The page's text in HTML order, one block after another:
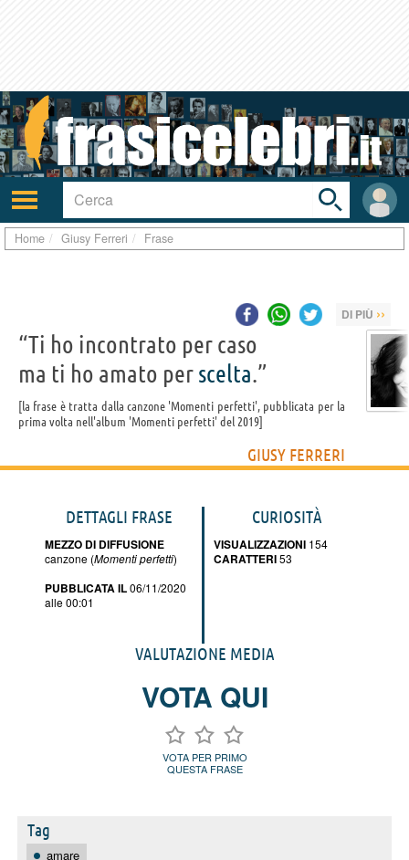
Attiva/disattiva
navigazione
User
area
Toggle
search
bar
Home Giusy Ferreri Frase
DI PIÙ ››
“Ti ho incontrato per caso
ma ti ho amato per scelta.”
la frase è tratta dalla canzone 'Momenti perfetti', pubblicata per la
prima volta nell'album 'Momenti perfetti' del 2019
GIUSY FERRERI
DETTAGLI FRASE
MEZZO DI DIFFUSIONE
canzone (Momenti perfetti)
PUBBLICATA IL06/11/2020
alle 00:01
CURIOSITÀ
VISUALIZZAZIONI 154
CARATTERI53
VALUTAZIONE MEDIA
VOTA QUI
VOTA PER PRIMO
QUESTA FRASE
Tag
amare